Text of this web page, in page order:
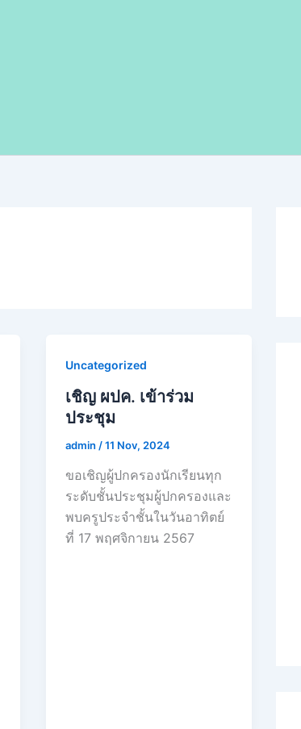
Uncategorized
เชิญ ผปค. เข้าร่วม
ประชุม
admin /11 Nov, 2024
ขอเชิญผู้ปกครองนักเรียนทุก
ระดับชั้นประชุมผู้ปกครองและ
พบครูประจำชั้นในวันอาทิตย์
ที่ 17 พฤศจิกายน 2567